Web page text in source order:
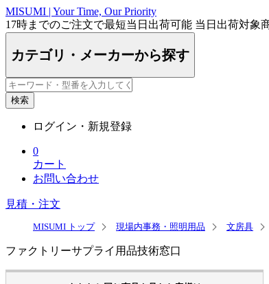
MISUMI | Your Time, Our Priority
17時までのご注文で最短当日出荷可能 当日出荷対象
カテゴリ・メーカーから探す
検索
ログイン・新規登録
0
カート
お問い合わせ
見積・注文
MISUMI トップ 現場内事務・照明用品 文房具
ファクトリーサプライ用品技術窓口